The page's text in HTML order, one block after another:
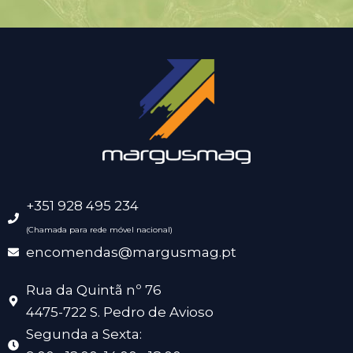
+351 928 495 234
(Chamada para rede móvel nacional)
encomendas@margusmag.pt
Rua da Quintã nº 76
4475-722 S. Pedro de Avioso
Segunda a Sexta: